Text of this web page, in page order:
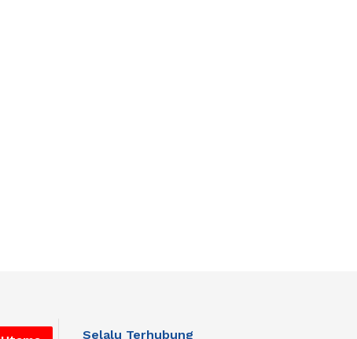
Selalu Terhubung